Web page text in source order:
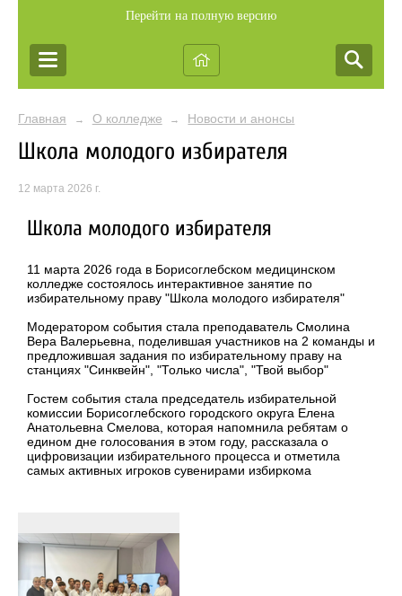
Перейти на полную версию
Главная → О колледже → Новости и анонсы
Школа молодого избирателя
12 марта 2026 г.
Школа молодого избирателя
11 марта 2026 года в Борисоглебском медицинском
колледже состоялось интерактивное занятие по
избирательному праву "Школа молодого избирателя"
Модератором события стала преподаватель Смолина
Вера Валерьевна, поделившая участников на 2 команды и
предложившая задания по избирательному праву на
станциях "Синквейн", "Только числа", "Твой выбор"
Гостем события стала председатель избирательной
комиссии Борисоглебского городского округа Елена
Анатольевна Смелова, которая напомнила ребятам о
едином дне голосования в этом году, рассказала о
цифровизации избирательного процесса и отметила
самых активных игроков сувенирами избиркома